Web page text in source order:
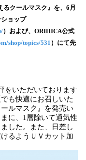
クールマスク』を、6月
ョップ
）および、ORIHICA公式
shop/topics/531 ）にて先
をいただいております
も快適にお召しいた
ルマスク』を発売い
に、1層除いて通気性
した。また、日差し
るようＵＶカット加